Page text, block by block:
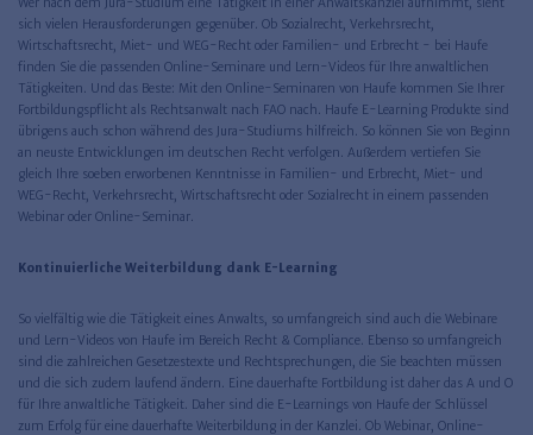
sich vielen Herausforderungen gegenüber. Ob Sozialrecht, Verkehrsrecht,
Wirtschaftsrecht, Miet- und WEG-Recht oder Familien- und Erbrecht - bei Haufe
finden Sie die passenden Online-Seminare und Lern-Videos für Ihre anwaltlichen
Tätigkeiten. Und das Beste: Mit den Online-Seminaren von Haufe kommen Sie Ihrer
Fortbildungspflicht als Rechtsanwalt nach FAO nach. Haufe E-Learning Produkte sind
übrigens auch schon während des Jura-Studiums hilfreich. So können Sie von Beginn
an neuste Entwicklungen im deutschen Recht verfolgen. Außerdem vertiefen Sie
gleich Ihre soeben erworbenen Kenntnisse in Familien- und Erbrecht, Miet- und
WEG-Recht, Verkehrsrecht, Wirtschaftsrecht oder Sozialrecht in einem passenden
Webinar oder Online-Seminar.
Kontinuierliche Weiterbildung dank E-Learning
So vielfältig wie die Tätigkeit eines Anwalts, so umfangreich sind auch die Webinare
und Lern-Videos von Haufe im Bereich Recht & Compliance. Ebenso so umfangreich
sind die zahlreichen Gesetzestexte und Rechtsprechungen, die Sie beachten müssen
und die sich zudem laufend ändern. Eine dauerhafte Fortbildung ist daher das A und O
für Ihre anwaltliche Tätigkeit. Daher sind die E-Learnings von Haufe der Schlüssel
zum Erfolg für eine dauerhafte Weiterbildung in der Kanzlei. Ob Webinar, Online-